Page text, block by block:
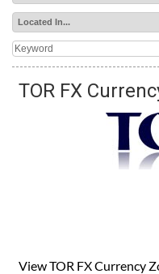
TOR FX
View TOR FX Currency